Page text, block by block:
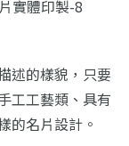
實體印製-8
述的樣貌， 只要
工工藝類、具有
的名片設計。